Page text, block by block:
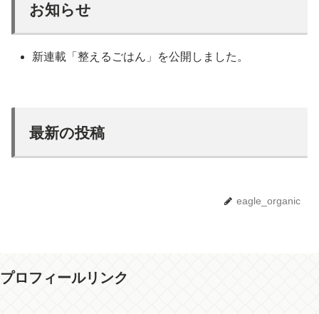
お知らせ
新連載「整えるごはん」を公開しました。
最新の投稿
eagle_organic
プロフィールリンク